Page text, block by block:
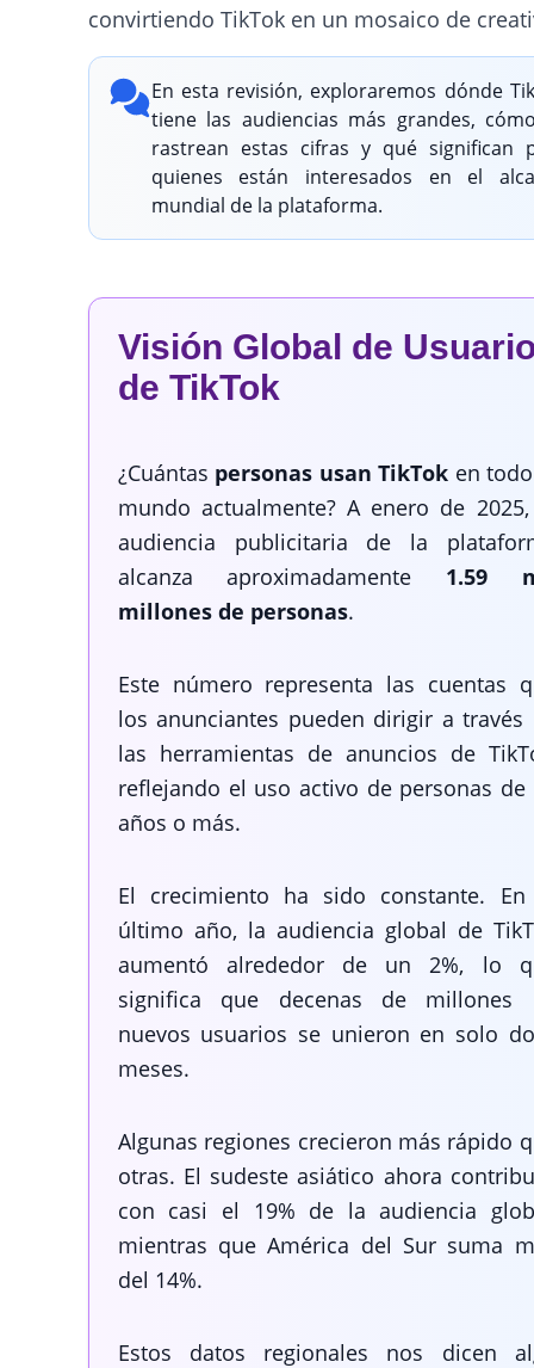
convirtiendo TikTok en un mosaico de
En esta revisión, exploraremos dónde
tiene las audiencias más grandes,
rastrean estas cifras y qué significan
quienes están interesados en el
mundial de la plataforma.
Visión Global de
de TikTok
¿Cuántas personas usan TikTok en
mundo actualmente? A enero de
audiencia publicitaria de la
alcanza aproximadamente 1.59
millones de personas.
Este número representa las cuentas
los anunciantes pueden dirigir a través
las herramientas de anuncios de
reflejando el uso activo de personas de
años o más.
El crecimiento ha sido constante.
último año, la audiencia global de
aumentó alrededor de un 2%, lo
significa que decenas de millones
nuevos usuarios se unieron en solo
meses.
Algunas regiones crecieron más rápido
otras. El sudeste asiático ahora
con casi el 19% de la audiencia
mientras que América del Sur suma
del 14%.
Estos datos regionales nos dicen